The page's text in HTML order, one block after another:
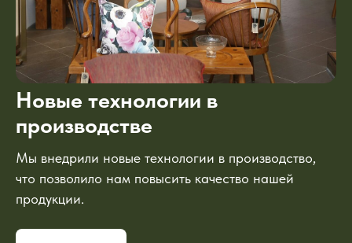
Новые технологии в
производстве
Мы внедрили новые технологии в производство,
что позволило нам повысить качество нашей
продукции.